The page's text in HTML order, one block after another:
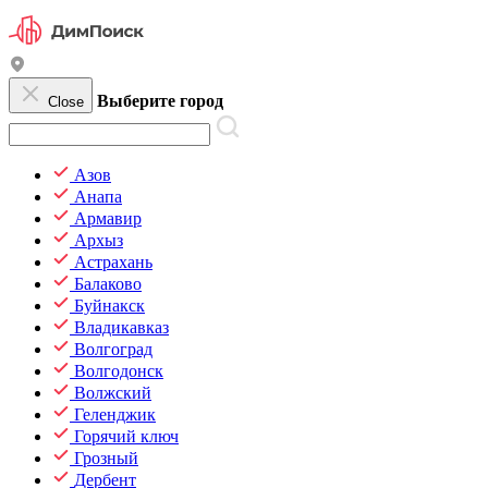
Close Выберите город
Азов
Анапа
Армавир
Архыз
Астрахань
Балаково
Буйнакск
Владикавказ
Волгоград
Волгодонск
Волжский
Геленджик
Горячий ключ
Грозный
Дербент